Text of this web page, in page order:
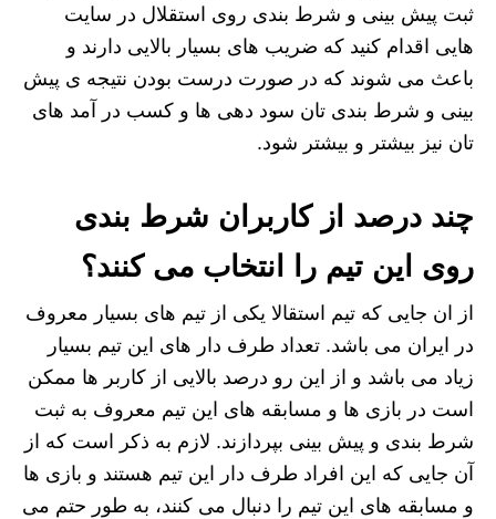
ثبت پیش بینی و شرط بندی روی استقلال در سایت
هایی اقدام کنید که ضریب های بسیار بالایی دارند و
باعث می شوند که در صورت درست بودن نتیجه ی پیش
بینی و شرط بندی تان سود دهی ها و کسب در آمد های
تان نیز بیشتر و بیشتر شود.
چند درصد از کاربران شرط بندی
روی این تیم را انتخاب می کنند؟
از ان جایی که تیم استقالا یکی از تیم های بسیار معروف
در ایران می باشد. تعداد طرف دار های این تیم بسیار
زیاد می باشد و از این رو درصد بالایی از کاربر ها ممکن
است در بازی ها و مسابقه های این تیم معروف به ثبت
شرط بندی و پیش بینی بپردازند. لازم به ذکر است که از
آن جایی که این افراد طرف دار این تیم هستند و بازی ها
و مسابقه های این تیم را دنبال می کنند، به طور حتم می